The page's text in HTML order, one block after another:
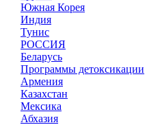
Южная Корея
Индия
Тунис
РОССИЯ
Беларусь
Программы детоксикации
Армения
Казахстан
Мексика
Абхазия